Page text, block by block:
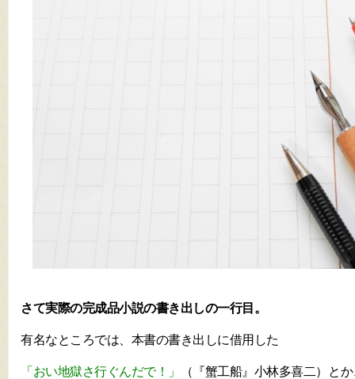
さて実際の完成品小説の書き出しの一行目。
有名なところでは、本書の書き出しに借用した
「おい地獄さ行ぐんだで！」
（『蟹工船』小林多喜二）と